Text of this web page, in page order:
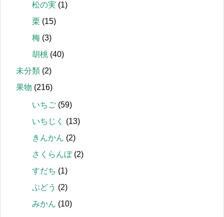
松の実 (1)
栗 (15)
梅 (3)
胡桃 (40)
未分類 (2)
果物 (216)
いちご (59)
いちじく
(13)
きんかん (2)
さくらんぼ(2)
すだち (1)
ぶどう (2)
みかん (10)